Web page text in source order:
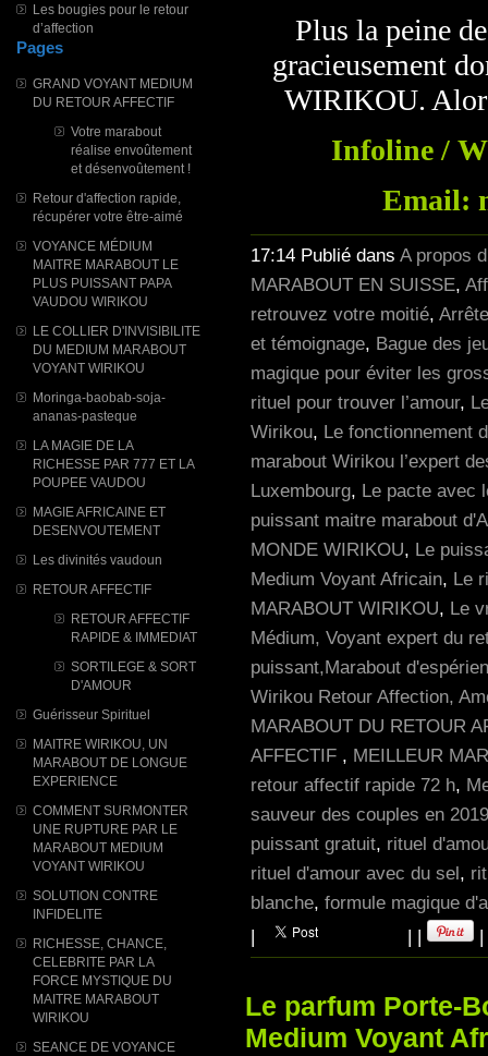
Les bougies pour le retour
d’affection
Pages
GRAND VOYANT MEDIUM
DU RETOUR AFFECTIF
Votre marabout
réalise envoûtement
et désenvoûtement !
Retour d'affection rapide,
récupérer votre être-aimé
VOYANCE MÉDIUM
MAITRE MARABOUT LE
PLUS PUISSANT PAPA
VAUDOU WIRIKOU
LE COLLIER D'INVISIBILITE
DU MEDIUM MARABOUT
VOYANT WIRIKOU
Moringa-baobab-soja-
ananas-pasteque
LA MAGIE DE LA
RICHESSE PAR 777 ET LA
POUPEE VAUDOU
MAGIE AFRICAINE ET
DESENVOUTEMENT
Les divinités vaudoun
RETOUR AFFECTIF
RETOUR AFFECTIF
RAPIDE & IMMEDIAT
SORTILEGE & SORT
D'AMOUR
Guérisseur Spirituel
MAITRE WIRIKOU, UN
MARABOUT DE LONGUE
EXPERIENCE
COMMENT SURMONTER
UNE RUPTURE PAR LE
MARABOUT MEDIUM
VOYANT WIRIKOU
SOLUTION CONTRE
INFIDELITE
RICHESSE, CHANCE,
CELEBRITE PAR LA
FORCE MYSTIQUE DU
MAITRE MARABOUT
WIRIKOU
SEANCE DE VOYANCE
Plus la peine
gracieusement
WIRIKOU.
Infoline /
Email:
17:14 Publié dans A propos
MARABOUT EN SUISSE,
retrouvez votre moitié,
et témoignage, Bague des
magique pour éviter les
rituel pour trouver l’amour,
Wirikou, Le fonctionnement
marabout Wirikou l’expert
Luxembourg, Le pacte avec
puissant maitre marabout
MONDE WIRIKOU, Le
Medium Voyant Africain, Le
MARABOUT WIRIKOU, Le
Médium, Voyant expert du
puissant,Marabout
Wirikou Retour Affection,
MARABOUT DU RETOUR
AFFECTIF , MEILLEUR
retour affectif rapide 72 h,
sauveur des couples en 2019
puissant gratuit, rituel
rituel d'amour avec du sel,
blanche, formule magique
|
| | |
Le parfum Porte-
Medium Voyant